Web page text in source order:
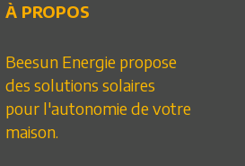
À PROPOS
Beesun Energie propose
des solutions solaires
pour l'autonomie de votre
maison.